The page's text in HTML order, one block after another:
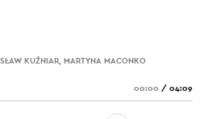
KUŹNIAR, MARTYNA MACONKO
00:00 / 04:09